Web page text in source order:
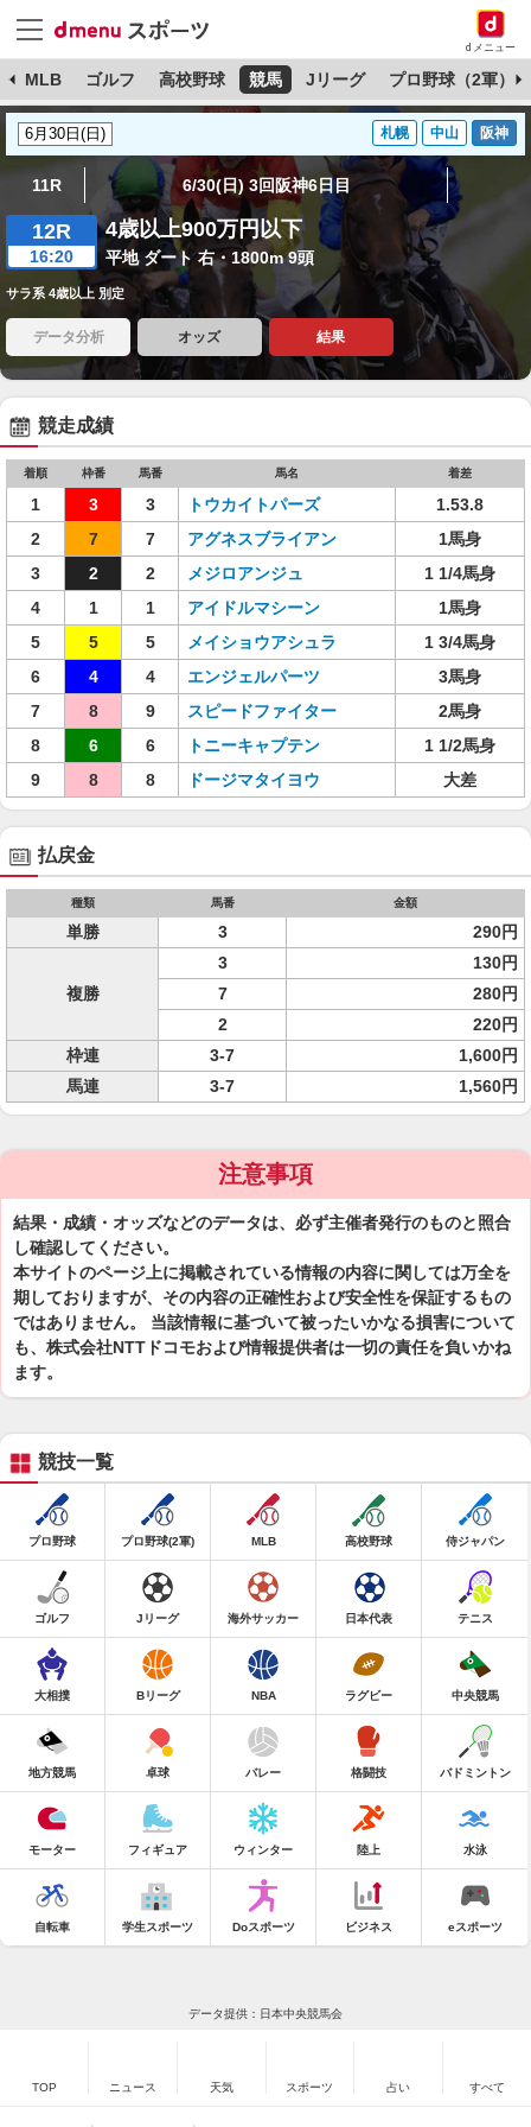
dメニュー
MLB ゴルフ 高校野球 競馬 Jリーグ プロ野球（2軍）
札幌 中山 阪神
11R 6/30(日) 3回阪神6日目
12R
16:20
4歳以上900万円以下
平地 ダート 右・1800m 9頭
サラ系 4歳以上 別定
データ分析 オッズ 結果
競走成績
着順 枠番 馬番 馬名 着差
1 3 3 トウカイトパーズ
1.53.8
2
7 7 アグネスブライアン
1馬身
3
2 2 メジロアンジュ
1 1/4馬身
4
1 1 アイドルマシーン
1馬身
5
5 5 メイショウアシュラ
1 3/4馬身
6
4 4 エンジェルパーツ
3馬身
7
8 9 スピードファイター
2馬身
8
6 6 トニーキャプテン
1 1/2馬身
9
8 8 ドージマタイヨウ 大差
払戻金
種類 馬番 金額
単勝 3 290円
複勝
3
130円
7
280円
2
220円
枠連
3-7
1,600円
馬連
3-7 1,560円
注意事項
結果・成績・オッズなどのデータは、必ず主催者発行のものと照合
し確認してください。
本サイトのページ上に掲載されている情報の内容に関しては万全を
期しておりますが、その内容の正確性および安全性を保証するもの
ではありません。 当該情報に基づいて被ったいかなる損害について
も、株式会社NTTドコモおよび情報提供者は一切の責任を負いかね
ます。
競技一覧
プロ野球 プロ野球(2軍) MLB 高校野球 侍ジャパン
ゴルフ Jリーグ 海外サッカー 日本代表 テニス
大相撲 Bリーグ NBA ラグビー 中央競馬
地方競馬 卓球 バレー 格闘技 バドミントン
モーター フィギュア ウィンター 陸上 水泳
自転車 学生スポーツ Doスポーツ ビジネス eスポーツ
データ提供：日本中央競馬会
TOP ニュース 天気 スポーツ 占い すべて